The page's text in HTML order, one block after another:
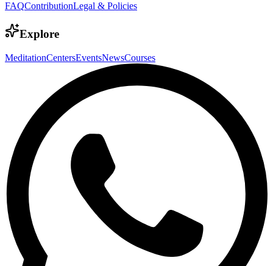
FAQContributionLegal & Policies
Explore
MeditationCentersEventsNewsCourses